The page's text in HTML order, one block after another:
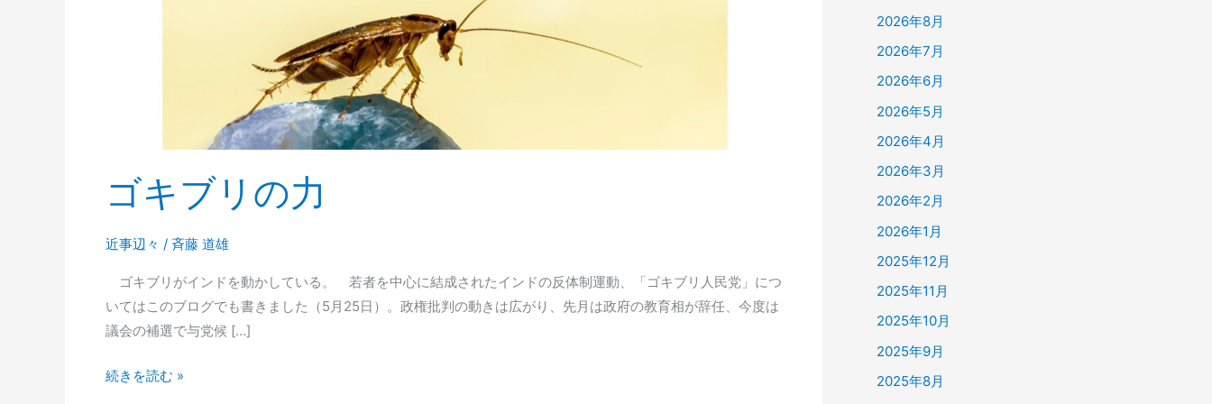
ゴキブリの力
近事辺々 / 斉藤 道雄
ゴキブリがインドを動かしている。 若者を中心に結成されたインドの反体制運動、「ゴキブリ人民党」につ
いてはこのブログでも書きました（5月25日）。政権批判の動きは広がり、先月は政府の教育相が辞任、今度は
議会の補選で与党候 […]
ゴ
続きを読む »
2026年8月
2026年7月
2026年6月
2026年5月
2026年4月
2026年3月
2026年2月
2026年1月
2025年12月
2025年11月
2025年10月
2025年9月
2025年8月